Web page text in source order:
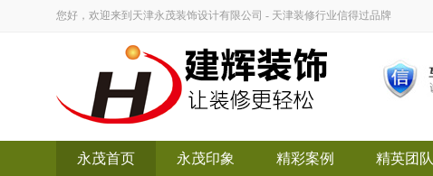
您好，欢迎来到天津永茂装饰设计有限公司 - 天津装修行业信得过品牌
永茂首页 永茂印象 精彩案例 精英团队